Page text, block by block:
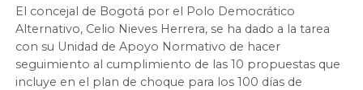
El concejal de Bogotá por el Polo Democrático
Alternativo, Celio Nieves Herrera, se ha dado a la tarea
con su Unidad de Apoyo Normativo de hacer
seguimiento al cumplimiento de las 10 propuestas que
incluye en el plan de choque para los 100 días de